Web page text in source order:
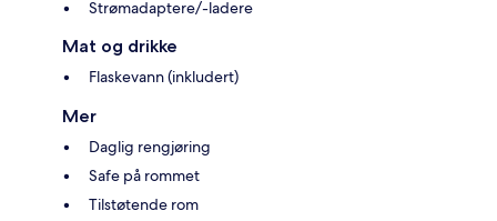
Strømadaptere/-ladere
Mat og drikke
Flaskevann (inkludert)
Mer
Daglig rengjøring
Safe på rommet
Tilstøtende rom